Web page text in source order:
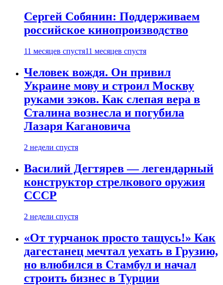
Сергей Собянин: Поддерживаем
российское кинопроизводство
11 месяцев спустя11 месяцев спустя
Человек вождя. Он привил
Украине мову и строил Москву
руками зэков. Как слепая вера в
Сталина вознесла и погубила
Лазаря Кагановича
2 недели спустя
Василий Дегтярев — легендарный
конструктор стрелкового оружия
СССР
2 недели спустя
«От турчанок просто тащусь!» Как
дагестанец мечтал уехать в Грузию,
но влюбился в Стамбул и начал
строить бизнес в Турции